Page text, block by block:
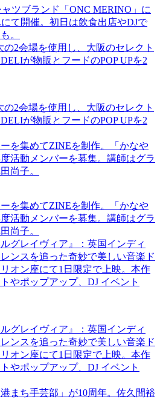
ツブランド「ONC MERINO」に
にて開催。初日は飲食出店やDJで
。
の2会場を使用し、大阪のセレクト
が物販とフードのPOP UPを2
の2会場を使用し、大阪のセレクト
が物販とフードのPOP UPを2
を集めてZINEを制作。「かなや
活動メンバーを募集。講師はグラ
尚子。
を集めてZINEを制作。「かなや
活動メンバーを募集。講師はグラ
尚子。
グレイヴィア』：英国インディ
ンスを追った奇妙で美しい音楽ド
オン座にて1日限定で上映。本作
やポップアップ、DJ イベント
グレイヴィア』：英国インディ
ンスを追った奇妙で美しい音楽ド
オン座にて1日限定で上映。本作
やポップアップ、DJ イベント
まち手芸部」が10周年。佐久間裕